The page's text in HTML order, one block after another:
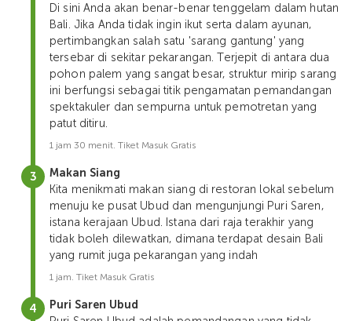
Di sini Anda akan benar-benar tenggelam dalam hutan
Bali. Jika Anda tidak ingin ikut serta dalam ayunan,
pertimbangkan salah satu 'sarang gantung' yang
tersebar di sekitar pekarangan. Terjepit di antara dua
pohon palem yang sangat besar, struktur mirip sarang
ini berfungsi sebagai titik pengamatan pemandangan
spektakuler dan sempurna untuk pemotretan yang
patut ditiru.
1 jam 30 menit. Tiket Masuk Gratis
Makan Siang
Kita menikmati makan siang di restoran lokal sebelum
menuju ke pusat Ubud dan mengunjungi Puri Saren,
istana kerajaan Ubud. Istana dari raja terakhir yang
tidak boleh dilewatkan, dimana terdapat desain Bali
yang rumit juga pekarangan yang indah
1 jam. Tiket Masuk Gratis
Puri Saren Ubud